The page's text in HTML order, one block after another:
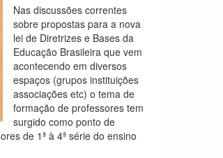
Nas discussões correntes
sobre propostas para a nova
lei de Diretrizes e Bases da
Educação Brasileira que vem
acontecendo em diversos
espaços (grupos instituições
associações etc) o tema de
formação de professores tem
surgido como ponto de
de 1ª à 4ª série do ensino